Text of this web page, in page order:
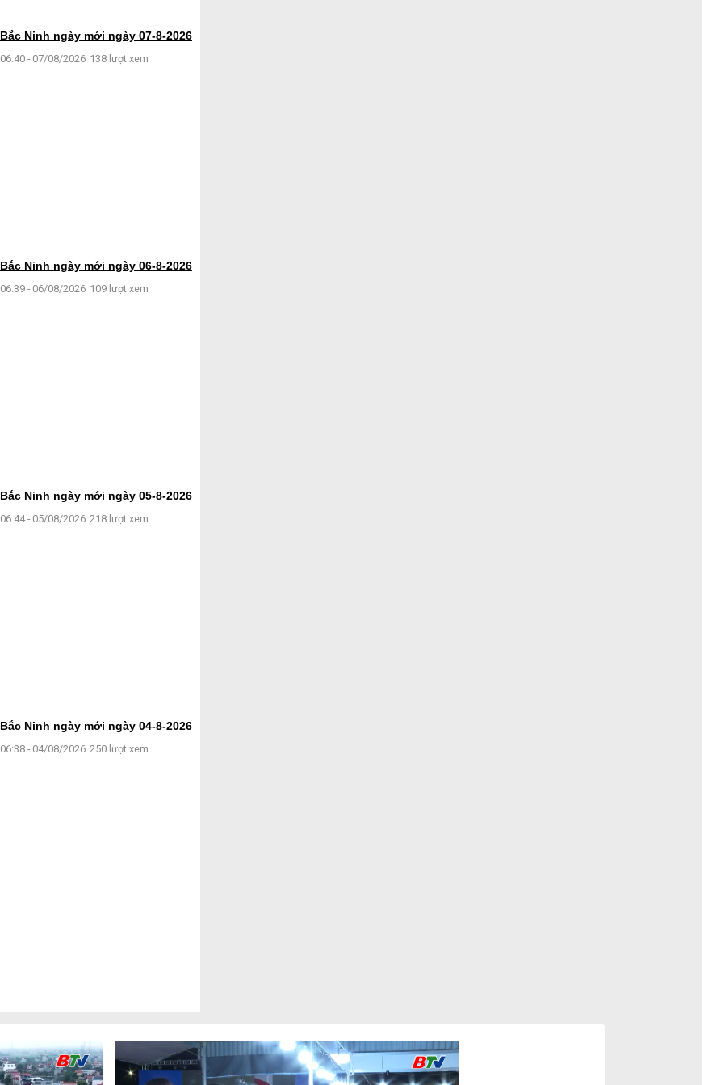
Bắc Ninh ngày mới ngày 07-8-2026
06:40 - 07/08/2026 138 lượt xem
Bắc Ninh ngày mới ngày 06-8-2026
06:39 - 06/08/2026 109 lượt xem
Bắc Ninh ngày mới ngày 05-8-2026
06:44 - 05/08/2026 218 lượt xem
Bắc Ninh ngày mới ngày 04-8-2026
06:38 - 04/08/2026 250 lượt xem